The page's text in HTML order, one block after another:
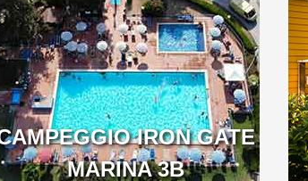
IRON GATE
MARINA 3B
LANDSCAPE